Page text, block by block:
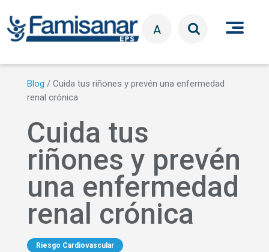
A
Blog / Cuida tus riñones y prevén una enfermedad
renal crónica
Cuida tus
riñones y prevén
una enfermedad
renal crónica
Riesgo Cardiovascular